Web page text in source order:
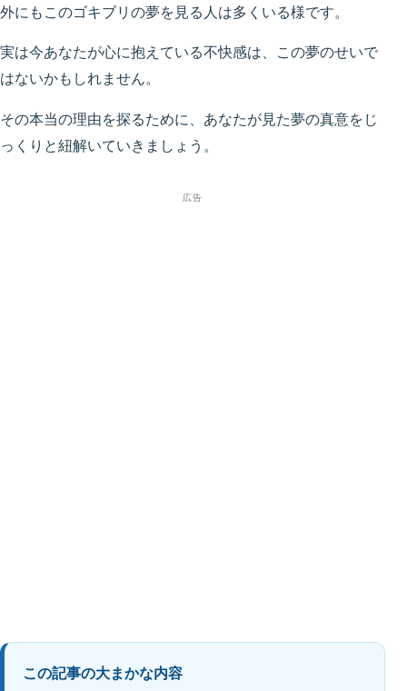
外にもこのゴキブリの夢を見る人は多くいる様です。
実は今あなたが心に抱えている不快感は、この夢のせいで
はないかもしれません。
その本当の理由を探るために、あなたが見た夢の真意をじ
っくりと紐解いていきましょう。
広告
この記事の大まかな内容